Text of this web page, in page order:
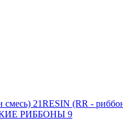
смесь) 21RESIN (RR -
РИББОНЫ 9